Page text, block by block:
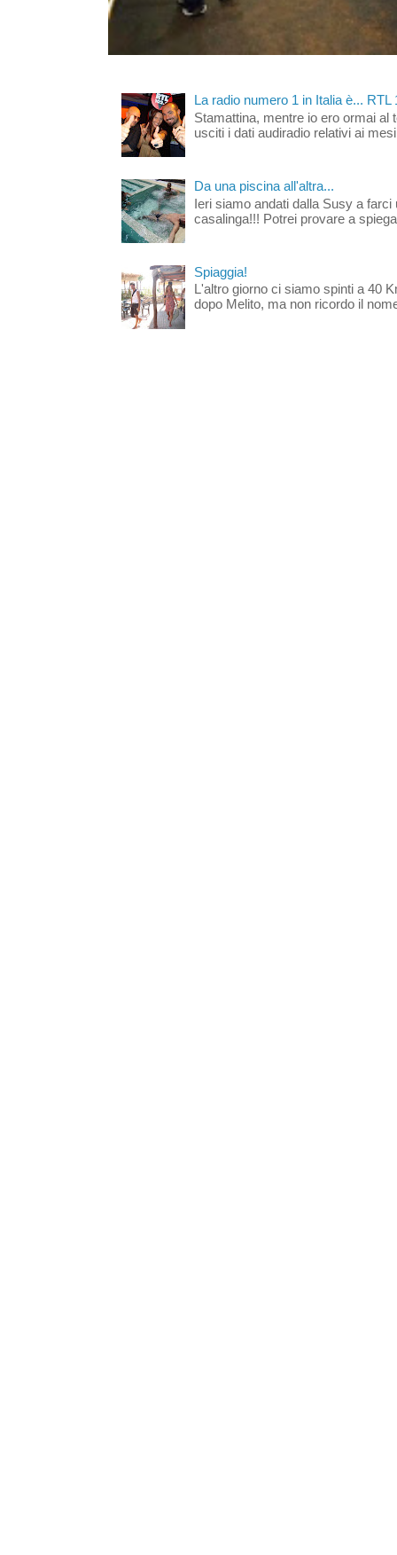
La radio numero 1 in Italia è... RTL
Stamattina, mentre io ero ormai al
usciti i dati audiradio relativi ai
Da una piscina all'altra...
Ieri siamo andati dalla Susy a
casalinga!!! Potrei provare a
Spiaggia!
L'altro giorno ci siamo spinti a 40
dopo Melito, ma non ricordo il